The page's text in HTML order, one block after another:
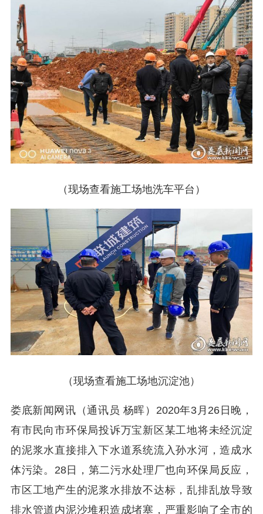
（现场查看施工场地洗车平台）
（现场查看施工场地沉淀池）
娄底新闻网讯（通讯员 杨晖）2020年3月26日晚，
有市民向市环保局投诉万宝新区某工地将未经沉淀
的泥浆水直接排入下水道系统流入孙水河，造成水
体污染。28日，第二污水处理厂也向环保局反应，
市区工地产生的泥浆水排放不达标，乱排乱放导致
排水管道内泥沙堆积造成堵塞，严重影响了全市的